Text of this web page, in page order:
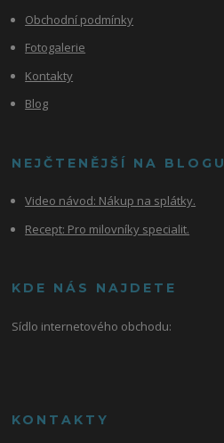
Obchodní podmínky
Fotogalerie
Kontakty
Blog
NEJČTENĚJŠÍ NA BLOGU
Video návod: Nákup na splátky.
Recept: Pro milovníky specialit.
KDE NÁS NAJDETE
Sídlo internetového obchodu:
KONTAKTY